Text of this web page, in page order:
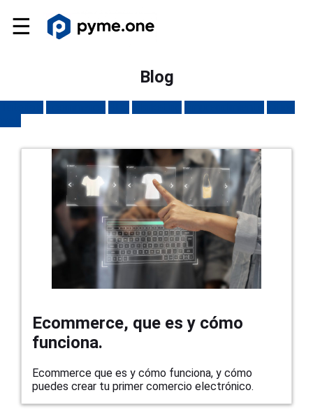
☰
Blog
Ecommerce, que es y cómo
funciona.
Ecommerce que es y cómo funciona, y cómo
puedes crear tu primer comercio electrónico.